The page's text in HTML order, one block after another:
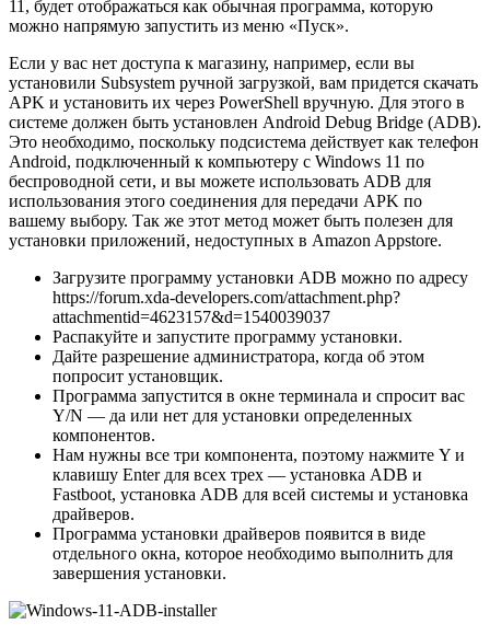
11, будет отображаться как обычная программа, которую
можно напрямую запустить из меню «Пуск».
Если у вас нет доступа к магазину, например, если вы
установили Subsystem ручной загрузкой, вам придется скачать
APK и установить их через PowerShell вручную. Для этого в
системе должен быть установлен Android Debug Bridge (ADB).
Это необходимо, поскольку подсистема действует как телефон
Android, подключенный к компьютеру с Windows 11 по
беспроводной сети, и вы можете использовать ADB для
использования этого соединения для передачи APK по
вашему выбору. Так же этот метод может быть полезен для
установки приложений, недоступных в Amazon Appstore.
Загрузите программу установки ADB можно по адресу
https://forum.xda-developers.com/attachment.php?
attachmentid=4623157&d=1540039037
Распакуйте и запустите программу установки.
Дайте разрешение администратора, когда об этом
попросит установщик.
Программа запустится в окне терминала и спросит вас
Y/N — да или нет для установки определенных
компонентов.
Нам нужны все три компонента, поэтому нажмите Y и
клавишу Enter для всех трех — установка ADB и
Fastboot, установка ADB для всей системы и установка
драйверов.
Программа установки драйверов появится в виде
отдельного окна, которое необходимо выполнить для
завершения установки.